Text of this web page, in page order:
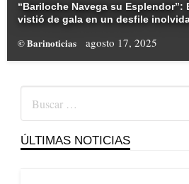
“Bariloche Navega su Esplendor”:
vistió de gala en un desfile
© Barinoticias agosto 17, 2025
ÚLTIMAS NOTICIAS